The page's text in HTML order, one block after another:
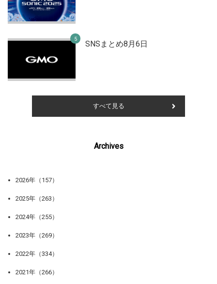
SNSまとめ8月6日
すべて見る
Archives
2026年（157）
2025年（263）
2024年（255）
2023年（269）
2022年（334）
2021年（266）